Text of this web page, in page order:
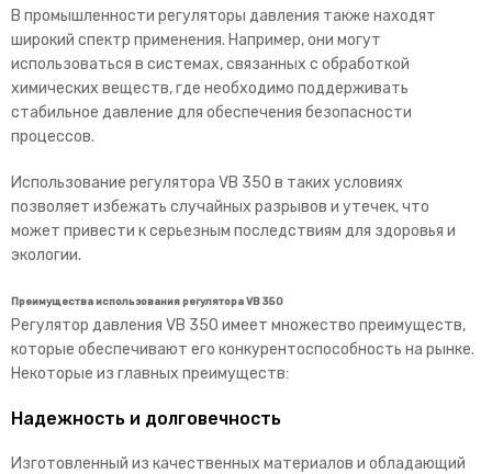
В промышленности регуляторы давления также находят
широкий спектр применения. Например, они могут
использоваться в системах, связанных с обработкой
химических веществ, где необходимо поддерживать
стабильное давление для обеспечения безопасности
процессов.
Использование регулятора VB 350 в таких условиях
позволяет избежать случайных разрывов и утечек, что
может привести к серьезным последствиям для здоровья и
экологии.
Преимущества использования регулятора VB 350
Регулятор давления VB 350 имеет множество преимуществ,
которые обеспечивают его конкурентоспособность на рынке.
Некоторые из главных преимуществ:
Надежность и долговечность
Изготовленный из качественных материалов и обладающий